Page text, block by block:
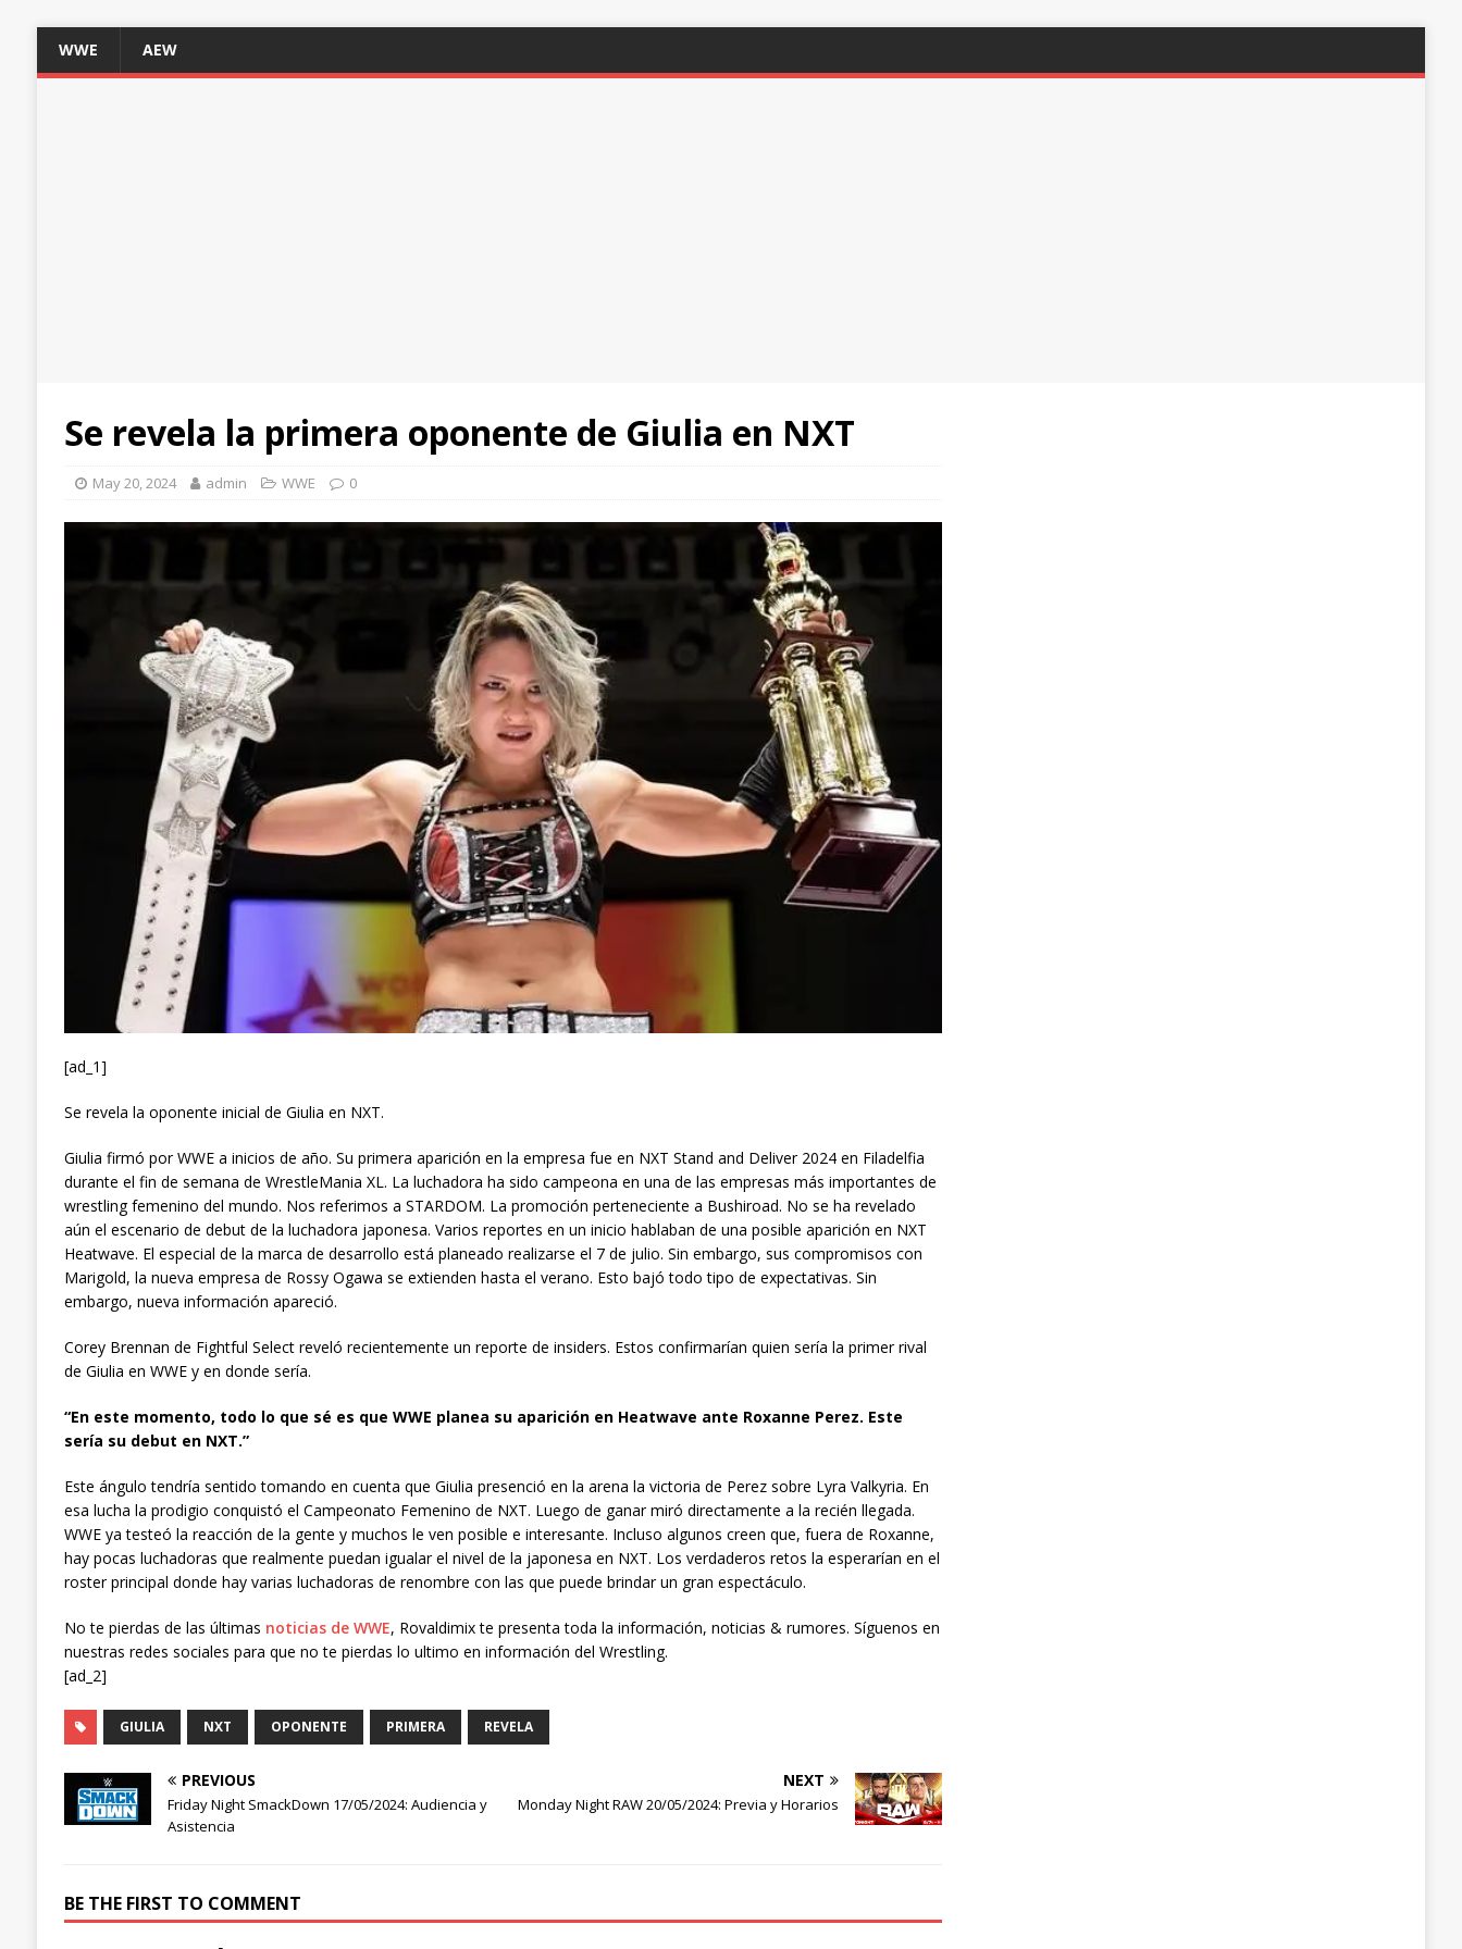
WWE AEW
Se revela la primera oponente de Giulia en NXT
May 20, 2024 admin WWE 0
[ad_1]
Se revela la oponente inicial de Giulia en NXT.
Giulia firmó por WWE a inicios de año. Su primera aparición en la empresa fue en NXT Stand and Deliver 2024 en Filadelfia
durante el fin de semana de WrestleMania XL. La luchadora ha sido campeona en una de las empresas más importantes de
wrestling femenino del mundo. Nos referimos a STARDOM. La promoción perteneciente a Bushiroad. No se ha revelado
aún el escenario de debut de la luchadora japonesa. Varios reportes en un inicio hablaban de una posible aparición en NXT
Heatwave. El especial de la marca de desarrollo está planeado realizarse el 7 de julio. Sin embargo, sus compromisos con
Marigold, la nueva empresa de Rossy Ogawa se extienden hasta el verano. Esto bajó todo tipo de expectativas. Sin
embargo, nueva información apareció.
Corey Brennan de Fightful Select reveló recientemente un reporte de insiders. Estos confirmarían quien sería la primer rival
de Giulia en WWE y en donde sería.
“En este momento, todo lo que sé es que WWE planea su aparición en Heatwave ante Roxanne Perez. Este
sería su debut en NXT.”
Este ángulo tendría sentido tomando en cuenta que Giulia presenció en la arena la victoria de Perez sobre Lyra Valkyria. En
esa lucha la prodigio conquistó el Campeonato Femenino de NXT. Luego de ganar miró directamente a la recién llegada.
WWE ya testeó la reacción de la gente y muchos le ven posible e interesante. Incluso algunos creen que, fuera de Roxanne,
hay pocas luchadoras que realmente puedan igualar el nivel de la japonesa en NXT. Los verdaderos retos la esperarían en el
roster principal donde hay varias luchadoras de renombre con las que puede brindar un gran espectáculo.
No te pierdas de las últimas noticias de WWE, Rovaldimix te presenta toda la información, noticias & rumores. Síguenos en
nuestras redes sociales para que no te pierdas lo ultimo en información del Wrestling.
[ad_2]
GIULIA NXT OPONENTE PRIMERA REVELA
PREVIOUS
Friday Night SmackDown 17/05/2024: Audiencia y
Asistencia
NEXT
Monday Night RAW 20/05/2024: Previa y Horarios
BE THE FIRST TO COMMENT